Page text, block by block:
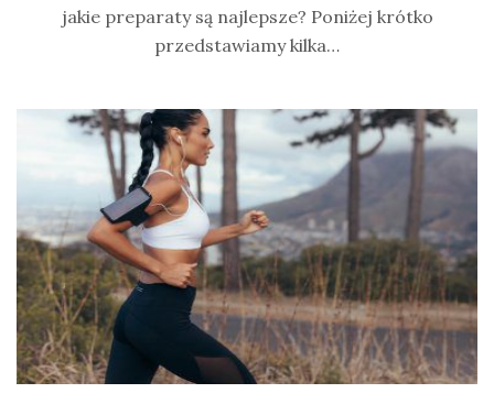
jakie preparaty są najlepsze? Poniżej krótko
przedstawiamy kilka…